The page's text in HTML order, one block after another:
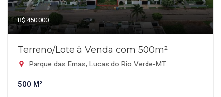
R$ 450.000
Terreno/Lote à Venda com 500m²
Parque das Emas, Lucas do Rio Verde-MT
500 M²